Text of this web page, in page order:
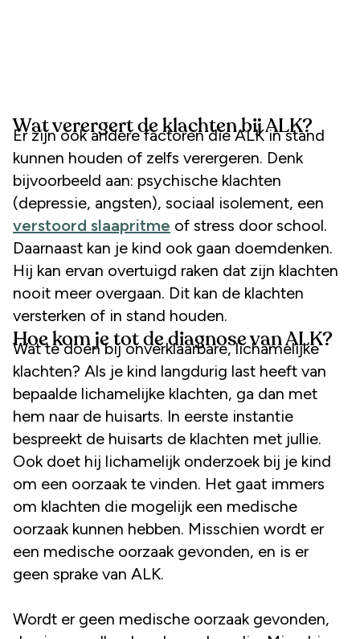
Wat verergert de klachten bij ALK?
Er zijn ook andere factoren die ALK in stand
kunnen houden of zelfs verergeren. Denk
bijvoorbeeld aan: psychische klachten
(depressie, angsten), sociaal isolement, een
verstoord slaapritme of stress door school.
Daarnaast kan je kind ook gaan doemdenken.
Hij kan ervan overtuigd raken dat zijn klachten
nooit meer overgaan. Dit kan de klachten
versterken of in stand houden.
Hoe kom je tot de diagnose van ALK?
Wat te doen bij onverklaarbare, lichamelijke
klachten? Als je kind langdurig last heeft van
bepaalde lichamelijke klachten, ga dan met
hem naar de huisarts. In eerste instantie
bespreekt de huisarts de klachten met jullie.
Ook doet hij lichamelijk onderzoek bij je kind
om een oorzaak te vinden. Het gaat immers
om klachten die mogelijk een medische
oorzaak kunnen hebben. Misschien wordt er
een medische oorzaak gevonden, en is er
geen sprake van ALK.
Wordt er geen medische oorzaak gevonden,